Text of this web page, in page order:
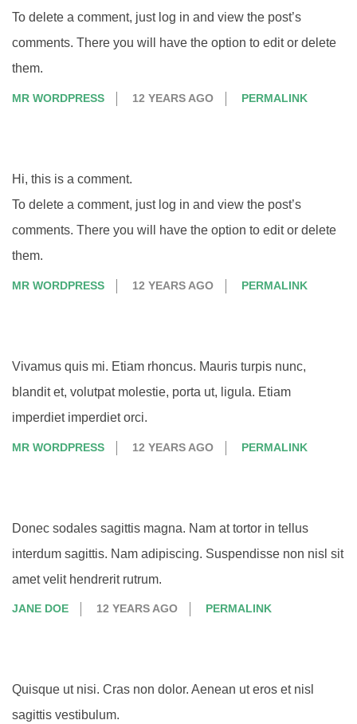
To delete a comment, just log in and view the post’s
comments. There you will have the option to edit or delete
them.
MR WORDPRESS 12 YEARS AGO PERMALINK
Hi, this is a comment.
To delete a comment, just log in and view the post’s
comments. There you will have the option to edit or delete
them.
MR WORDPRESS 12 YEARS AGO PERMALINK
Vivamus quis mi. Etiam rhoncus. Mauris turpis nunc,
blandit et, volutpat molestie, porta ut, ligula. Etiam
imperdiet imperdiet orci.
MR WORDPRESS 12 YEARS AGO PERMALINK
Donec sodales sagittis magna. Nam at tortor in tellus
interdum sagittis. Nam adipiscing. Suspendisse non nisl sit
amet velit hendrerit rutrum.
JANE DOE 12 YEARS AGO PERMALINK
Quisque ut nisi. Cras non dolor. Aenean ut eros et nisl
sagittis vestibulum.